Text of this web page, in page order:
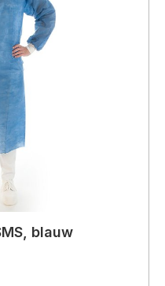
blauw